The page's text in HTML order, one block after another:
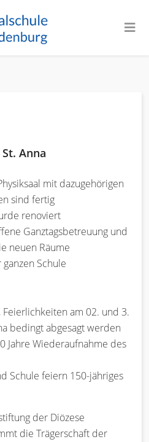
Anna
mit dazugehörigen
sind fertig
renoviert
Ganztagsbetreuung und
neuen Räume
Schule
Feierlichkeiten am 02. und 3.
bedingt abgesagt werden
Jahre Wiederaufnahme des
Schule feiern 150-jähriges
der Diözese
die Trägerschaft der